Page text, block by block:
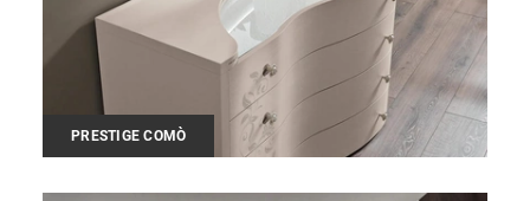
PRESTIGE COMÒ